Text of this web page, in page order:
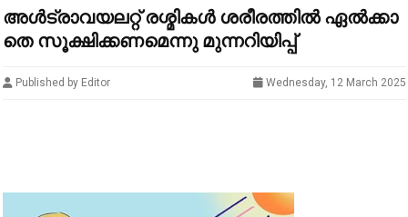
അ​ൾ​ട്രാ​വ​യ​ല​റ്റ് ര​ശ്മി​ക​ൾ ശ​രീ​ര​ത്തി​ൽ ഏ​ൽ​ക്കാ​
തെ സൂ​ക്ഷി​ക്ക​ണ​മെ​ന്നു മു​ന്ന​റി​യി​പ്പ്
Published by Editor Wednesday, 12 March 2025